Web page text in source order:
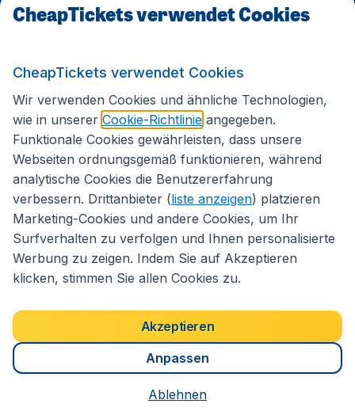
Internationale Webseiten
Folgen Sie uns:
Allgemeine Geschäftsbedingungen
Cookies
Copyright © 2026
CheapTickets verwendet Cookies
CheapTickets verwendet Cookies
Wir verwenden Cookies und ähnliche Technologien,
wie in unserer Cookie-Richtlinie angegeben.
Funktionale Cookies gewährleisten, dass unsere
Webseiten ordnungsgemäß funktionieren, während
analytische Cookies die Benutzererfahrung
verbessern. Drittanbieter (liste anzeigen) platzieren
Marketing-Cookies und andere Cookies, um Ihr
Surfverhalten zu verfolgen und Ihnen personalisierte
Werbung zu zeigen. Indem Sie auf Akzeptieren
klicken, stimmen Sie allen Cookies zu.
Akzeptieren
Anpassen
Ablehnen